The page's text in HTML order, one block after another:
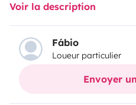
your best companion!
has everything you need,
make your summer
Experience the beauty of
comfort and style with our
Voir la description
Fábio
Loueur particulier
Envoyer